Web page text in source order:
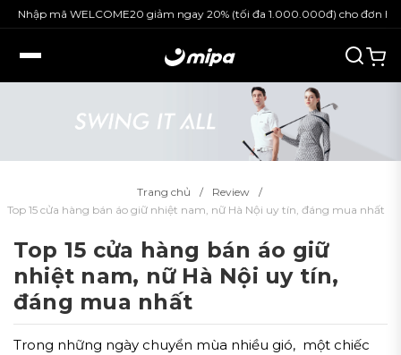
WELCOME20 giảm ngay 20% (tối đa 1.000.000đ) cho đơn hàng nguyên
Trang chủ
Review
Top 15 cửa hàng bán áo giữ nhiệt nam, nữ Hà Nội uy tín, đáng mua nhất
Top 15 cửa hàng bán áo giữ
nhiệt nam, nữ Hà Nội uy tín,
đáng mua nhất
Trong những ngày chuyển mùa nhiều gió, một chiếc